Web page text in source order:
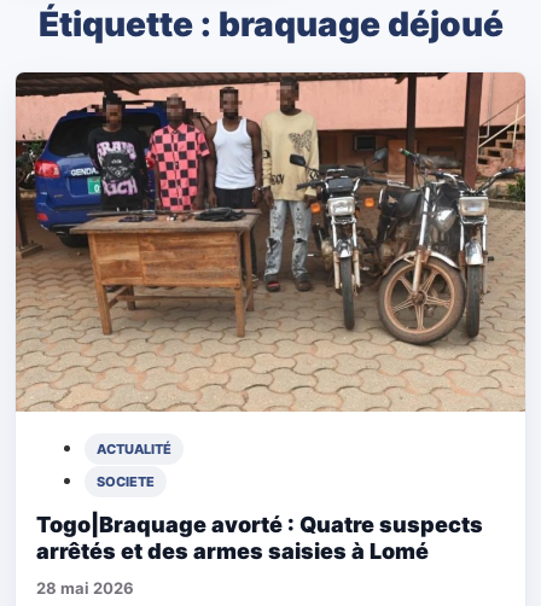
Étiquette : braquage déjoué
ACTUALITÉ
SOCIETE
Togo|Braquage avorté : Quatre suspects
arrêtés et des armes saisies à Lomé
28 mai 2026